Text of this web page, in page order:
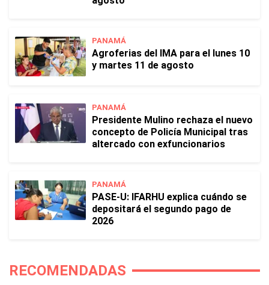
PANAMÁ
Agroferias del IMA para el lunes 10
y martes 11 de agosto
PANAMÁ
Presidente Mulino rechaza el nuevo
concepto de Policía Municipal tras
altercado con exfuncionarios
PANAMÁ
PASE-U: IFARHU explica cuándo se
depositará el segundo pago de
2026
RECOMENDADAS